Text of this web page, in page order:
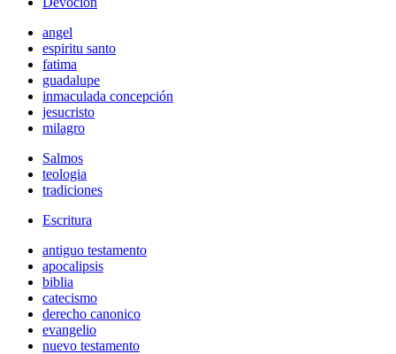
angel
espiritu santo
fatima
guadalupe
inmaculada concepción
jesucristo
milagro
Salmos
teologia
tradiciones
Escritura
antiguo testamento
apocalipsis
biblia
catecismo
derecho canonico
evangelio
nuevo testamento